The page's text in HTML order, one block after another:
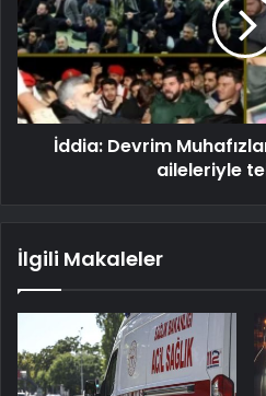
İddia: Devrim
aileleriyle
İlgili Makaleler